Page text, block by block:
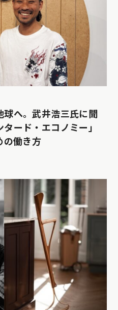
球へ。武井浩三氏に聞
ード・エコノミー」
の働き方